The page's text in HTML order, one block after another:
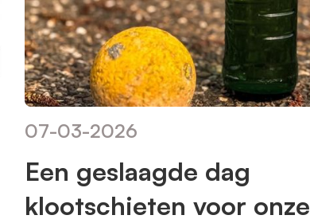
07-03-2026
Een geslaagde dag
klootschieten voor onze